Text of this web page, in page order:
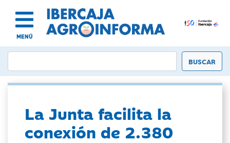
MENÚ
La Junta facilita la
conexión de 2.380